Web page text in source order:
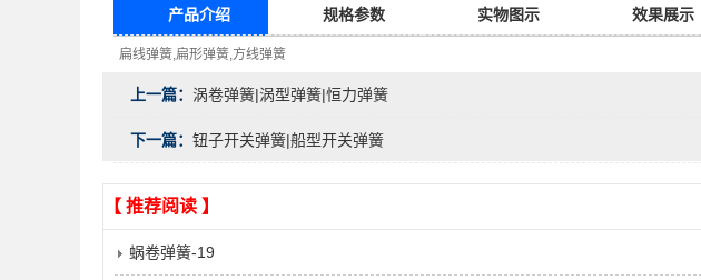
产品介绍 规格参数 实物图示 效果展示
扁线弹簧,扁形弹簧,方线弹簧
上一篇： 涡卷弹簧|涡型弹簧|恒力弹簧
下一篇： 钮子开关弹簧|船型开关弹簧
【 推荐阅读 】
蜗卷弹簧-19